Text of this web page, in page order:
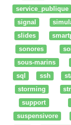
service_publique
signal
slides
sonores
sous-marins
sql
ssh
storming
support
suspensivore